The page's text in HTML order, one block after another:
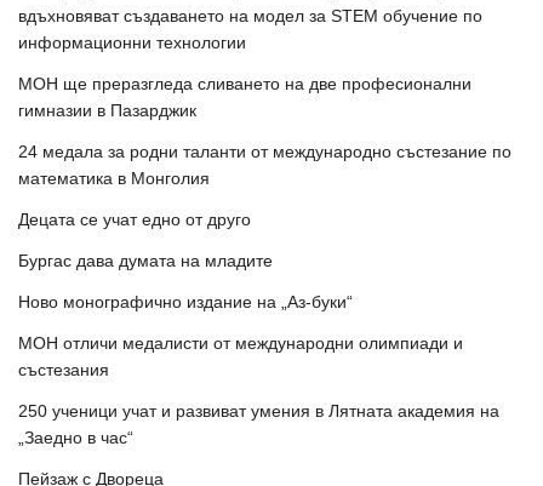
вдъхновяват създаването на модел за STEM обучение по
информационни технологии
МОН ще преразгледа сливането на две професионални
гимназии в Пазарджик
24 медала за родни таланти от международно състезание по
математика в Монголия
Децата се учат едно от друго
Бургас дава думата на младите
Ново монографично издание на „Аз-буки“
МОН отличи медалисти от международни олимпиади и
състезания
250 ученици учат и развиват умения в Лятната академия на
„Заедно в час“
Пейзаж с Двореца